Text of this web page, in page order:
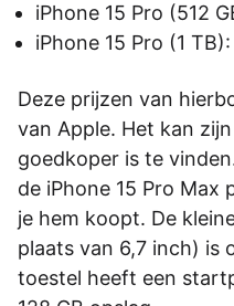
iPhone 15 Pro (512
iPhone 15 Pro (1 TB):
Deze prijzen van
van Apple. Het kan
goedkoper is te
de iPhone 15 Pro Max
je hem koopt. De
plaats van 6,7 inch) is
toestel heeft een